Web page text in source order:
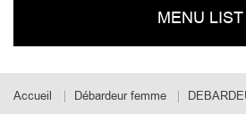
MENU LIST
Accueil Débardeur femme